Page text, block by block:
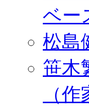
ベー
松島
笹木
（